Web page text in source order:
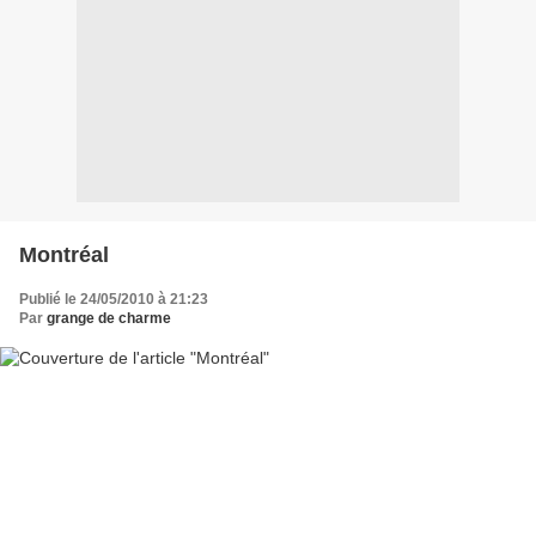
Montréal
Publié le 24/05/2010 à 21:23
Par grange de charme